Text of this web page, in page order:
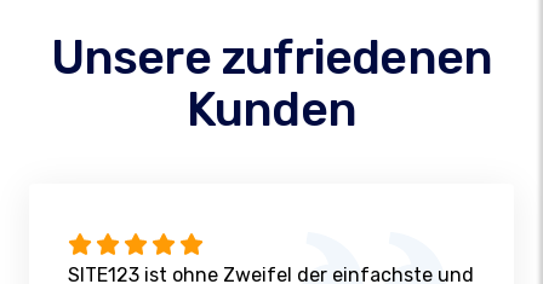
Unsere zufriedenen
Kunden
SITE123 ist ohne Zweifel der einfachste und